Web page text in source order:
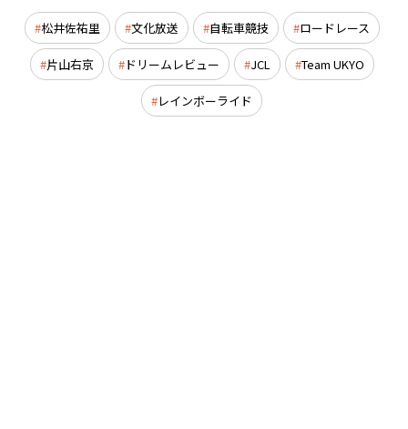
松井佐祐里 文化放送 自転車競技 ロードレース
片山右京 ドリームレビュー JCL Team UKYO
レインボーライド